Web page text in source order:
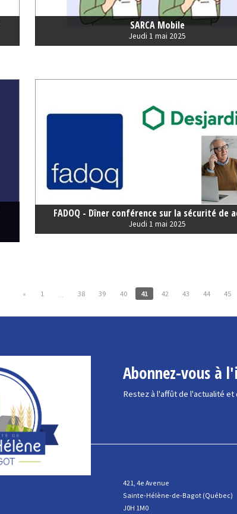
SARCA Mobile
Jeudi 1 mai 2025
FADOQ - Dîner conférence sur la sécurité de
Jeudi 1 mai 2025
« 1 ... 38 39 40 41 42 43 44 45
Abonnez-vous à
Restez à l'affût de l'actualité
421, 4e Avenue
Sainte-Hélène-de-Bagot (Québec)
J0H 1M0